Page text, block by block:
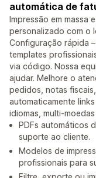
automática de
Impressão em massa
personalizado com o
Configuração rápida
templates
via código. Nossa
ajudar. Melhore o
pedidos, notas
automaticamente
idiomas, multi-moedas
PDFs automáticos
suporte ao cliente.
Modelos de
profissionais para